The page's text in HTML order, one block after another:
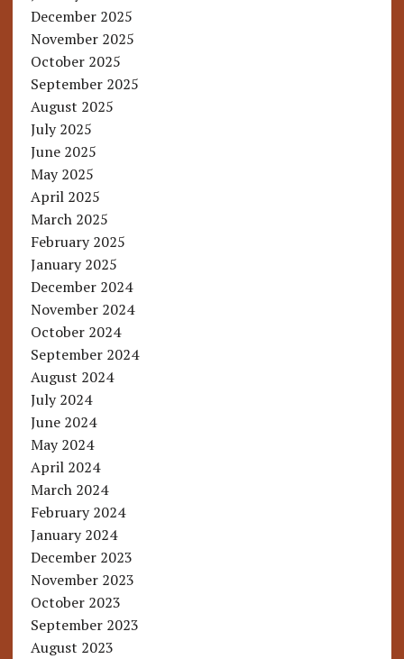
December 2025
November 2025
October 2025
September 2025
August 2025
July 2025
June 2025
May 2025
April 2025
March 2025
February 2025
January 2025
December 2024
November 2024
October 2024
September 2024
August 2024
July 2024
June 2024
May 2024
April 2024
March 2024
February 2024
January 2024
December 2023
November 2023
October 2023
September 2023
August 2023